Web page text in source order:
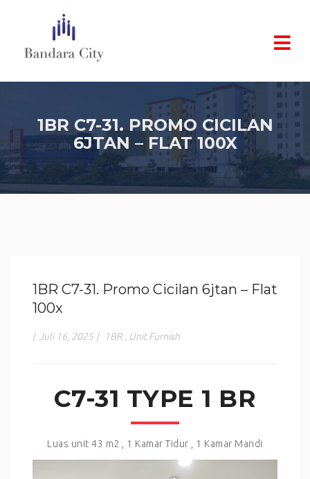
1BR C7-31. PROMO CICILAN
6JTAN – FLAT 100X
1BR C7-31. Promo Cicilan 6jtan – Flat
100x
| Juli 16, 2025 | 1BR Unit Furnish
C7-31 TYPE 1 BR
Luas unit 43 m2 , 1 Kamar Tidur , 1 Kamar Mandi